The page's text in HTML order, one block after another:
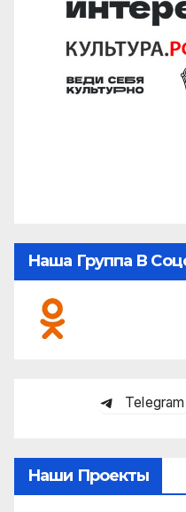
Наша Группа В
Telegram
Наши Проекты